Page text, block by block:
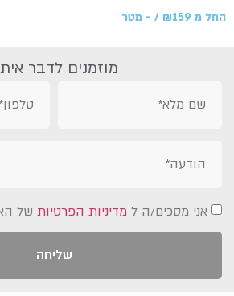
מ ₪ 159 /‏‏‎ ‎- מטר
מוזמנים לדבר איתנו
אני מסכים/ה למדיניות הפרטיותשל האתר
שליחה